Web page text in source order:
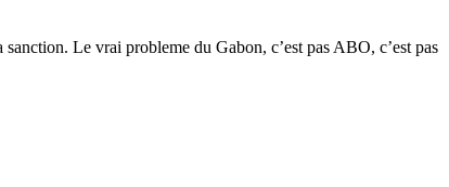
Le vrai probleme du Gabon, c’est pas ABO, c’est pas